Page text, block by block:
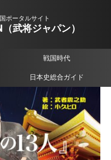
ポータルサイト
武将ジャパン）
戦国時代
日本史総合ガイド